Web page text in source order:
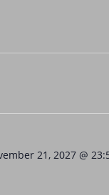
21, 2027 @